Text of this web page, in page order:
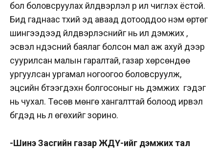
бол боловсруулах үйлдвэрлэл рүү илүү чиглэх ёстой.
Бид гаднаас түүхий эд аваад дотооддоо нэмүү өртөг
шингээдээд үйлдвэрлэснийг нь илүү дэмжих үү,
эсвэл үндэсний баялаг болсон мал аж ахуй дээр
суурилсан малын гаралтай, газар хөрсөндөө
ургуулсан ургамал ногоогоо боловсруулж,
эцсийн бүтээгдэхүүн болгосоныг нь дэмжих үү гэдэг
нь чухал. Төсөв мөнгө хангалттай болоод ирвэл
бүгдэд нь л өгөхийг зорино.
-Шинэ Засгийн газар ЖДҮ-ийг дэмжих тал